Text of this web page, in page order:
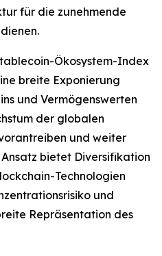
für die zunehmende
Ökosystem-Index
breite Exponierung
und Vermögenswerten
der globalen
und weiter
bietet Diversifikation
Technologien
und
Repräsentation des